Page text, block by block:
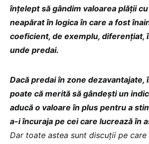
înțelept să gândim valoarea plății
neapărat în logica în care a fost
coeficient, de exemplu, diferențiat,
unde predai.
Dacă predai în zone dezavantajate,
poate că merită să gândești un
aducă o valoare în plus pentru a
a-i încuraja pe cei care lucrează în
Dar toate astea sunt discuții pe